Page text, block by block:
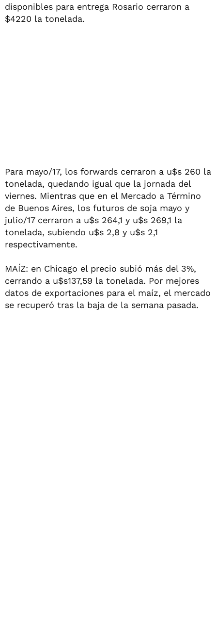
disponibles para entrega Rosario cerraron a
$4220 la tonelada.
Para mayo/17, los forwards cerraron a u$s 260 la
tonelada, quedando igual que la jornada del
viernes. Mientras que en el Mercado a Término
de Buenos Aires, los futuros de soja mayo y
julio/17 cerraron a u$s 264,1 y u$s 269,1 la
tonelada, subiendo u$s 2,8 y u$s 2,1
respectivamente.
MAÍZ: en Chicago el precio subió más del 3%,
cerrando a u$s137,59 la tonelada. Por mejores
datos de exportaciones para el maíz, el mercado
se recuperó tras la baja de la semana pasada.